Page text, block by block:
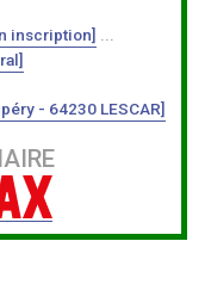
inscription]
- 64230 LESCAR]